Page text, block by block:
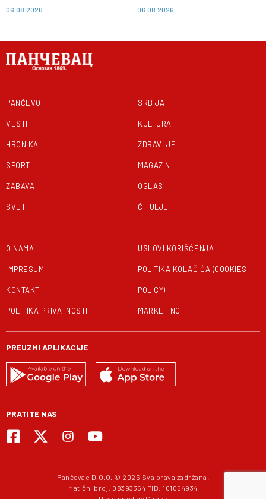
06.08.2026 06.08.2026
PANČEVO
VESTI
HRONIKA
SPORT
ZABAVA
SVET
SRBIJA
KULTURA
ZDRAVLJE
MAGAZIN
OGLASI
ČITULJE
O NAMA
IMPRESUM
KONTAKT
POLITIKA PRIVATNOSTI
USLOVI KORIŠĆENJA
POLITIKA KOLAČIĆA (COOKIES
POLICY)
MARKETING
PREUZMI APLIKACIJE
PRATITE NAS
Pančevac D.O.O. © 2026 Sva prava zadržana.
Matični broj: 08393354 PIB: 101054934